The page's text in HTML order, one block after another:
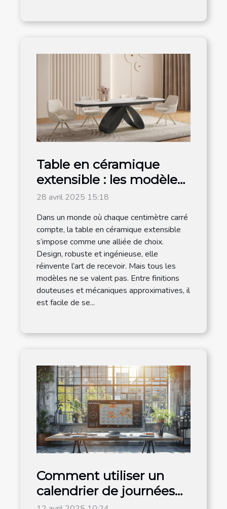
Table en céramique
extensible : les modèles
les plus en vogue sont
chez Meublissime
28 avril 2025 15:18
Dans un monde où chaque centimètre carré
compte, la table en céramique extensible
s’impose comme une alliée de choix.
Design, robuste et ingénieuse, elle
réinvente l’art de recevoir. Mais tous les
modèles ne se valent pas. Entre finitions
douteuses et mécaniques approximatives, il
est facile de se...
Comment utiliser un
calendrier de journées
mondiales pour